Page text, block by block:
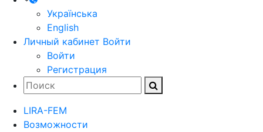
Українська
English
Личный кабинет Войти
Войти
Регистрация
LIRA-FEM
Возможности